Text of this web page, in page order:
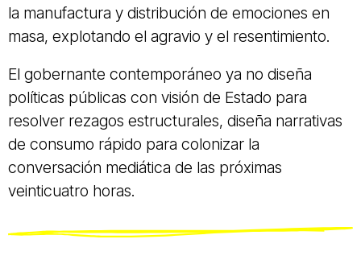
la manufactura y distribución de emociones en
masa, explotando el agravio y el resentimiento.
El gobernante contemporáneo ya no diseña
políticas públicas con visión de Estado para
resolver rezagos estructurales, diseña narrativas
de consumo rápido para colonizar la
conversación mediática de las próximas
veinticuatro horas.